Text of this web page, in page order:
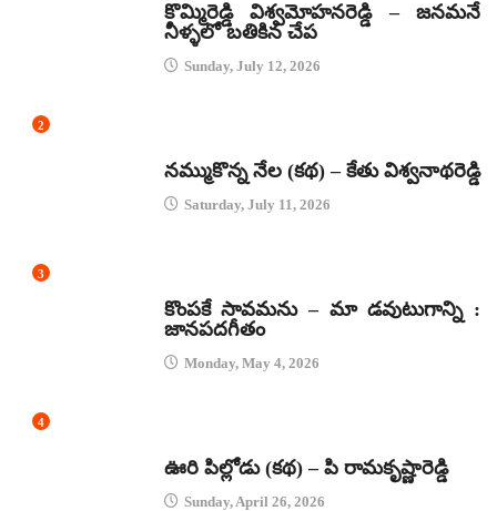
కొమ్మిరెడ్డి విశ్వమోహనరెడ్డి – జనమనే
నీళ్ళలో బతికిన చేప
Sunday, July 12, 2026
2
నమ్ముకొన్న నేల (కథ) – కేతు విశ్వనాథరెడ్డి
Saturday, July 11, 2026
3
కొంపకే సావమను – మా డవుటుగాన్ని :
జానపదగీతం
Monday, May 4, 2026
4
ఊరి పిల్లోడు (కథ) – పి రామకృష్ణారెడ్డి
Sunday, April 26, 2026